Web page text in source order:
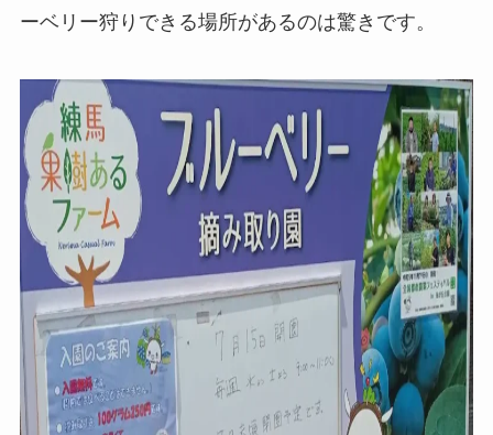
ーベリー狩りできる場所があるのは驚きです。